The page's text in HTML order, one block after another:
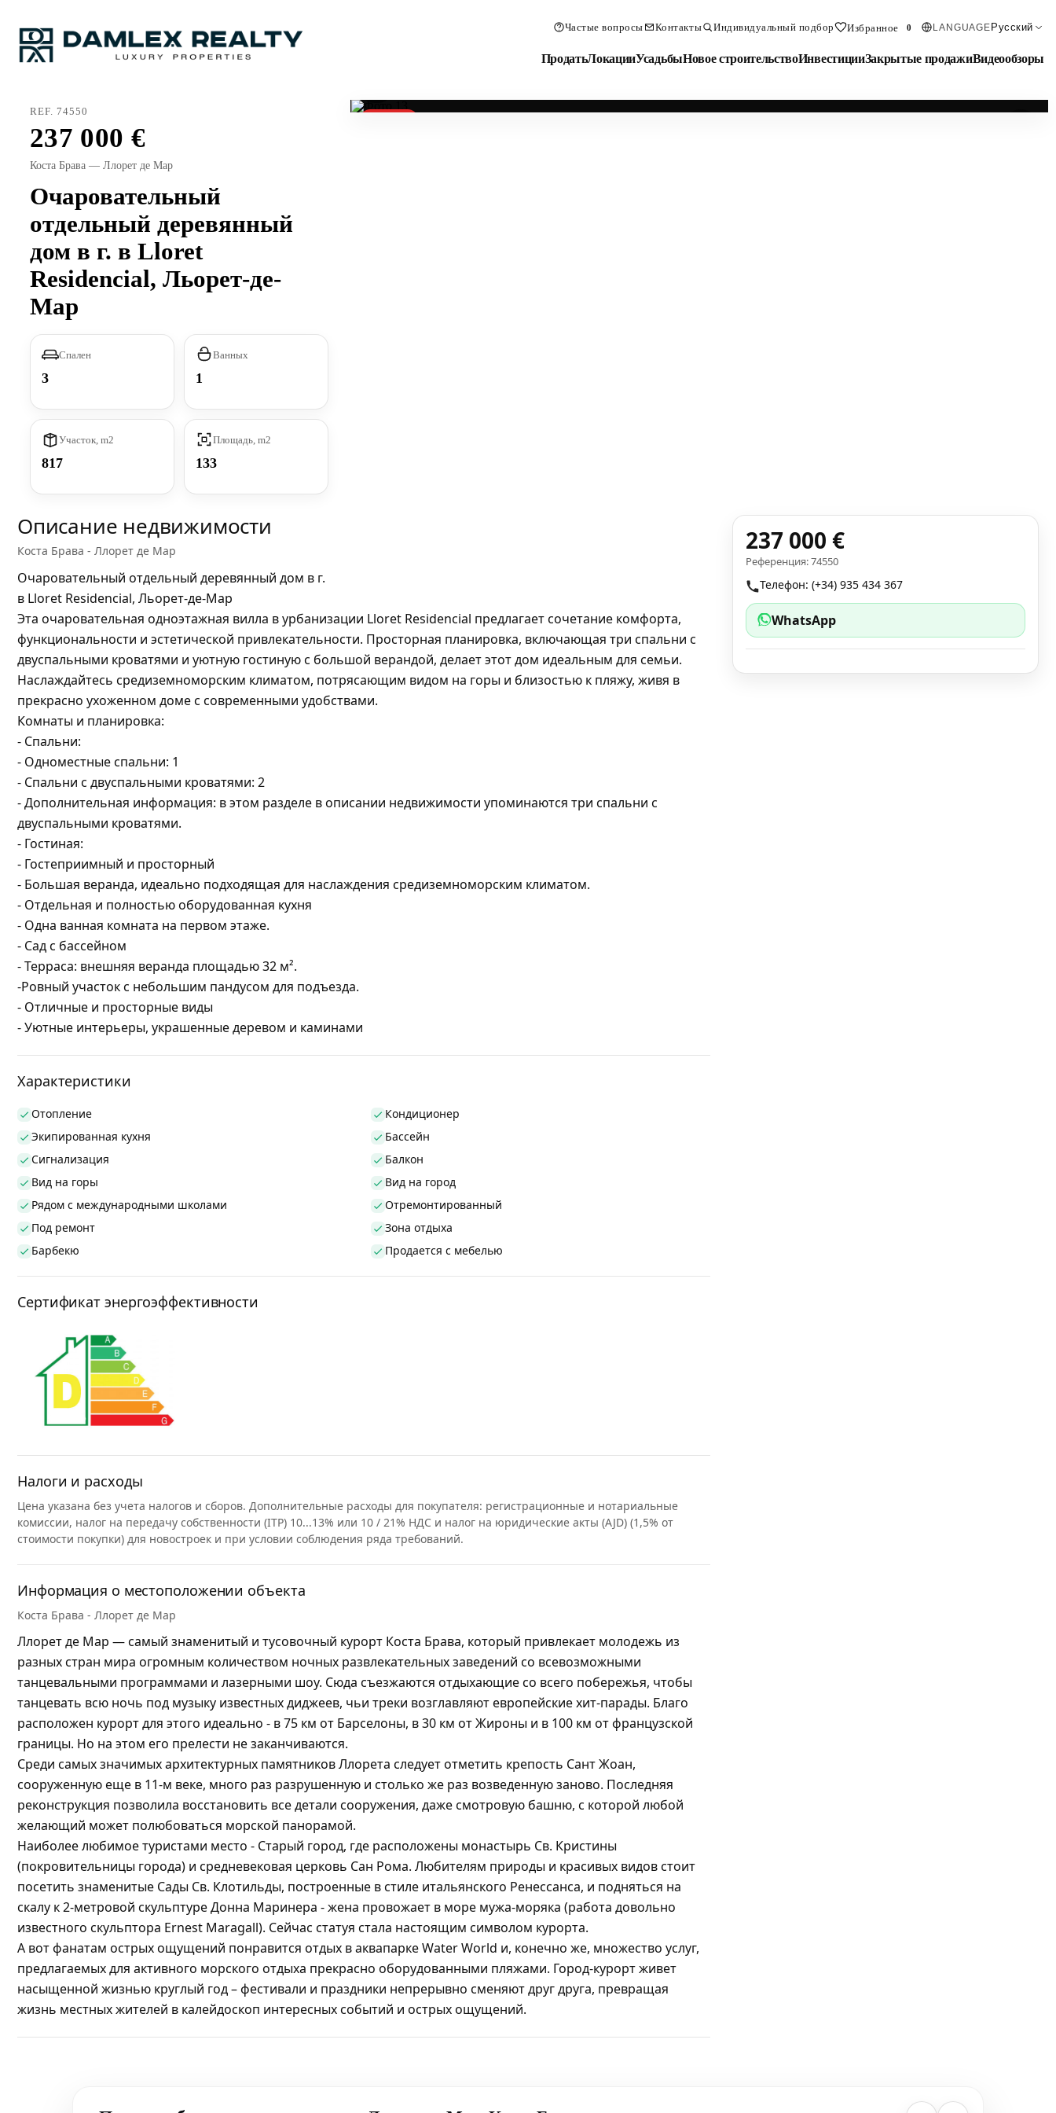
Частые вопросы Контакты Индивидуальный подбор Избранное 0 LANGUAGE Русский
ПродатьЛокацииУсадьбыНовое строительствоИнвестицииЗакрытые продажиВидеообзоры
REF. 74550
237 000
Коста Брава — Ллорет де Мар
Очаровательный
отдельный деревянный
дом в г. в Lloret
Residencial, Льорет-де-
Мар
Спален
3
Ванных
1
Участок, m2
817
Площадь, m2
133
Описание недвижимости
Коста Брава - Ллорет де Мар
Очаровательный отдельный деревянный дом в г.
в Lloret Residencial, Льорет-де-Мар
Эта очаровательная одноэтажная вилла в урбанизации Lloret Residencial предлагает сочетание комфорта,
функциональности и эстетической привлекательности. Просторная планировка, включающая три спальни с
двуспальными кроватями и уютную гостиную с большой верандой, делает этот дом идеальным для семьи.
Наслаждайтесь средиземноморским климатом, потрясающим видом на горы и близостью к пляжу, живя в
прекрасно ухоженном доме с современными удобствами.
Комнаты и планировка:
- Спальни:
- Одноместные спальни: 1
- Спальни с двуспальными кроватями: 2
- Дополнительная информация: в этом разделе в описании недвижимости упоминаются три спальни с
двуспальными кроватями.
- Гостиная:
- Гостеприимный и просторный
- Большая веранда, идеально подходящая для наслаждения средиземноморским климатом.
- Отдельная и полностью оборудованная кухня
- Одна ванная комната на первом этаже.
- Сад с бассейном
- Терраса: внешняя веранда площадью 32 м².
-Ровный участок с небольшим пандусом для подъезда.
- Отличные и просторные виды
- Уютные интерьеры, украшенные деревом и каминами
Характеристики
Отопление
Кондиционер
Экипированная кухня
Бассейн
Сигнализация
Балкон
Вид на горы
Вид на город
Рядом с международными школами
Отремонтированный
Под ремонт
Зона отдыха
Барбекю
Продается с мебелью
Сертификат энергоэффективности
Налоги и расходы
Цена указана без учета налогов и сборов. Дополнительные расходы для покупателя: регистрационные и нотариальные
комиссии, налог на передачу собственности (ITP) 10...13% или 10 / 21% НДС и налог на юридические акты (AJD) (1,5% от
стоимости покупки) для новостроек и при условии соблюдения ряда требований.
Информация о местоположении объекта
Коста Брава - Ллорет де Мар
Ллорет де Мар — самый знаменитый и тусовочный курорт Коста Брава, который привлекает молодежь из
разных стран мира огромным количеством ночных развлекательных заведений со всевозможными
танцевальными программами и лазерными шоу. Сюда съезжаются отдыхающие со всего побережья, чтобы
танцевать всю ночь под музыку известных диджеев, чьи треки возглавляют европейские хит-парады. Благо
расположен курорт для этого идеально - в 75 км от Барселоны, в 30 км от Жироны и в 100 км от французской
границы. Но на этом его прелести не заканчиваются.
Среди самых значимых архитектурных памятников Ллорета следует отметить крепость Сант Жоан,
сооруженную еще в 11-м веке, много раз разрушенную и столько же раз возведенную заново. Последняя
реконструкция позволила восстановить все детали сооружения, даже смотровую башню, с которой любой
желающий может полюбоваться морской панорамой.
Наиболее любимое туристами место - Старый город, где расположены монастырь Св. Кристины
(покровительницы города) и средневековая церковь Сан Рома. Любителям природы и красивых видов стоит
посетить знаменитые Сады Св. Клотильды, построенные в стиле итальянского Ренессанса, и подняться на
скалу к 2-метровой скульптуре Донна Маринера - жена провожает в море мужа-моряка (работа довольно
известного скульптора Ernest Maragall). Сейчас статуя стала настоящим символом курорта.
А вот фанатам острых ощущений понравится отдых в аквапарке Water World и, конечно же, множество услуг,
предлагаемых для активного морского отдыха прекрасно оборудованными пляжами. Город-курорт живет
насыщенной жизнью круглый год – фестивали и праздники непрерывно сменяют друг друга, превращая
жизнь местных жителей в калейдоскоп интересных событий и острых ощущений.
237 000 €
Референция: 74550
Телефон: (+34) 935 434 367
WhatsApp